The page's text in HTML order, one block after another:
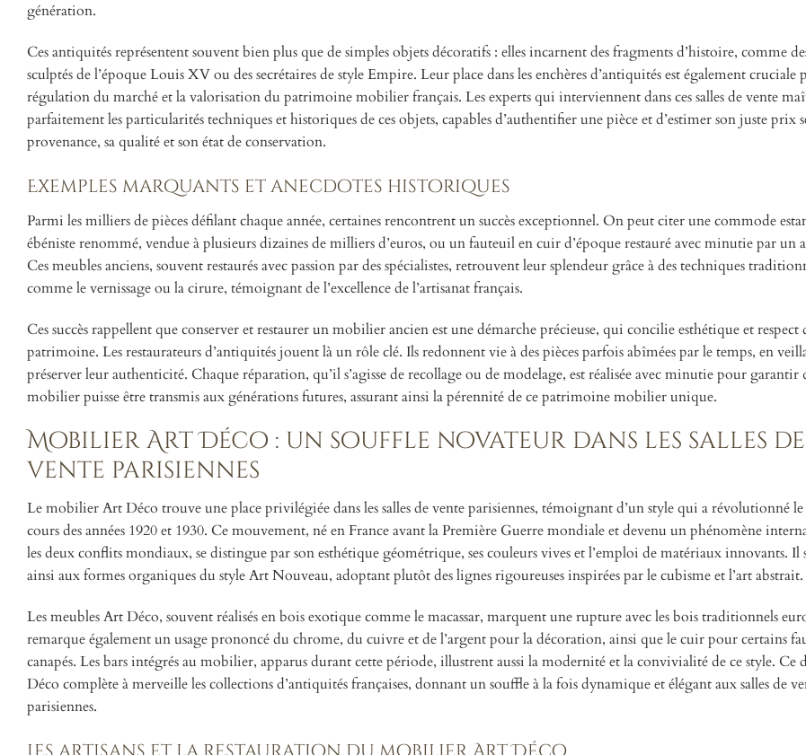
génération.
Ces antiquités représentent souvent bien plus que de simples objets décoratifs : elles incarnent des fragments d’histoire, comme
sculptés de l’époque Louis XV ou des secrétaires de style Empire. Leur place dans les enchères d’antiquités est également cruciale
régulation du marché et la valorisation du patrimoine mobilier français. Les experts qui interviennent dans ces salles de vente
parfaitement les particularités techniques et historiques de ces objets, capables d’authentifier une pièce et d’estimer son juste prix
provenance, sa qualité et son état de conservation.
Exemples marquants et anecdotes historiques
Parmi les milliers de pièces défilant chaque année, certaines rencontrent un succès exceptionnel. On peut citer une commode
ébéniste renommé, vendue à plusieurs dizaines de milliers d’euros, ou un fauteuil en cuir d’époque restauré avec minutie par un
Ces meubles anciens, souvent restaurés avec passion par des spécialistes, retrouvent leur splendeur grâce à des techniques
comme le vernissage ou la cirure, témoignant de l’excellence de l’artisanat français.
Ces succès rappellent que conserver et restaurer un mobilier ancien est une démarche précieuse, qui concilie esthétique et respect
patrimoine. Les restaurateurs d’antiquités jouent là un rôle clé. Ils redonnent vie à des pièces parfois abîmées par le temps, en
préserver leur authenticité. Chaque réparation, qu’il s’agisse de recollage ou de modelage, est réalisée avec minutie pour garantir
mobilier puisse être transmis aux générations futures, assurant ainsi la pérennité de ce patrimoine mobilier unique.
Mobilier Art Déco : un souffle novateur dans les salles de
vente parisiennes
Le mobilier Art Déco trouve une place privilégiée dans les salles de vente parisiennes, témoignant d’un style qui a révolutionné le
cours des années 1920 et 1930. Ce mouvement, né en France avant la Première Guerre mondiale et devenu un phénomène
les deux conflits mondiaux, se distingue par son esthétique géométrique, ses couleurs vives et l’emploi de matériaux innovants. Il
ainsi aux formes organiques du style Art Nouveau, adoptant plutôt des lignes rigoureuses inspirées par le cubisme et l’art abstrait.
Les meubles Art Déco, souvent réalisés en bois exotique comme le macassar, marquent une rupture avec les bois traditionnels
remarque également un usage prononcé du chrome, du cuivre et de l’argent pour la décoration, ainsi que le cuir pour certains
canapés. Les bars intégrés au mobilier, apparus durant cette période, illustrent aussi la modernité et la convivialité de ce style. Ce
Déco complète à merveille les collections d’antiquités françaises, donnant un souffle à la fois dynamique et élégant aux salles de
parisiennes.